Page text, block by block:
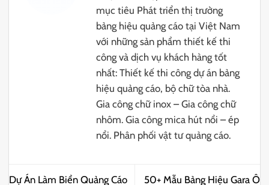
mục tiêu Phát triển thị trường
bảng hiệu quảng cáo tại Việt Nam
với những sản phẩm thiết kế thi
công và dịch vụ khách hàng tốt
nhất: Thiết kế thi công dự án bảng
hiệu quảng cáo, bộ chữ tòa nhà.
Gia công chữ inox – Gia công chữ
nhôm. Gia công mica hút nổi – ép
nổi. Phân phối vật tư quảng cáo.
Dự Án Làm Biển Quảng Cáo
50+ Mẫu Bảng Hiệu Gara Ô